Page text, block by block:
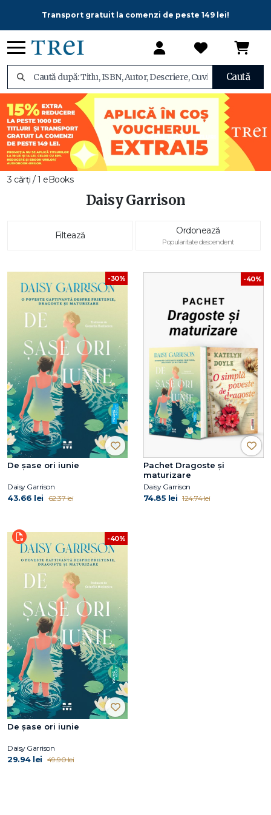
Transport gratuit la comenzi de peste 149 lei!
Caută
3 cărți / 1 eBooks
Daisy Garrison
Filtează Ordonează
Popularitate descendent
-30%
De șase ori iunie
Daisy Garrison
43.66 lei 62.37 lei
-40%
Pachet Dragoste și
maturizare
Daisy Garrison
74.85 lei 124.74 lei
-40%
De șase ori iunie
Daisy Garrison
29.94 lei 49.90 lei